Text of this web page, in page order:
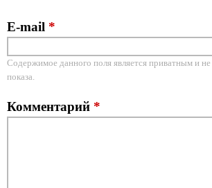
E-mail *
Содержимое данного поля является приватным и не
показа.
Комментарий *